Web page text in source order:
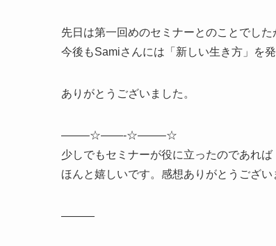
先日は第一回めのセミナーとのことでした
今後もSamiさんには「新しい生き方」を
ありがとうございました。
——–☆——-☆——–☆
少しでもセミナーが役に立ったのであれば
ほんと嬉しいです。感想ありがとうござい
———